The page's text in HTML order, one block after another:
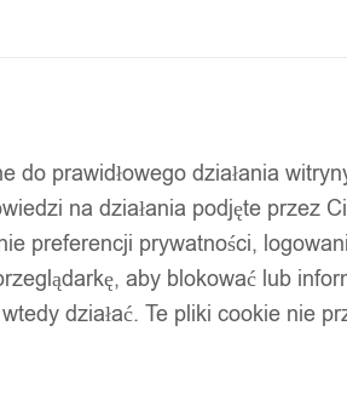
do prawidłowego działania
na działania podjęte przez
preferencji prywatności,
aby blokować lub
działać. Te pliki cookie nie